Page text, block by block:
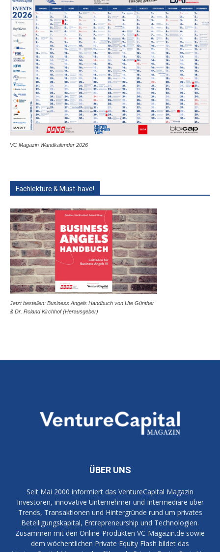
VC Magazin Wandkalender 2026
Fachlektüre & Must-have!
Jetzt bestellen: Business Angels Handbuch von Ute Günther
& Dr. Roland Kirchhof (Herausgeber)
ÜBER UNS
Seit Mai 2000 informiert das VentureCapital Magazin
Investoren, innovative Unternehmer und Intermediäre über
Trends, Transaktionen und Hintergründe rund um privates
Beteiligungskapital, Entrepreneurship und Technologien.
Zusammen mit den Online-Produkten VC-Magazin.de sowie
dem wöchentlichen Private Equity Flash bildet das